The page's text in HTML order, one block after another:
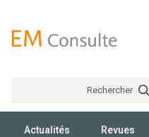
Rechercher
Actualités Revues